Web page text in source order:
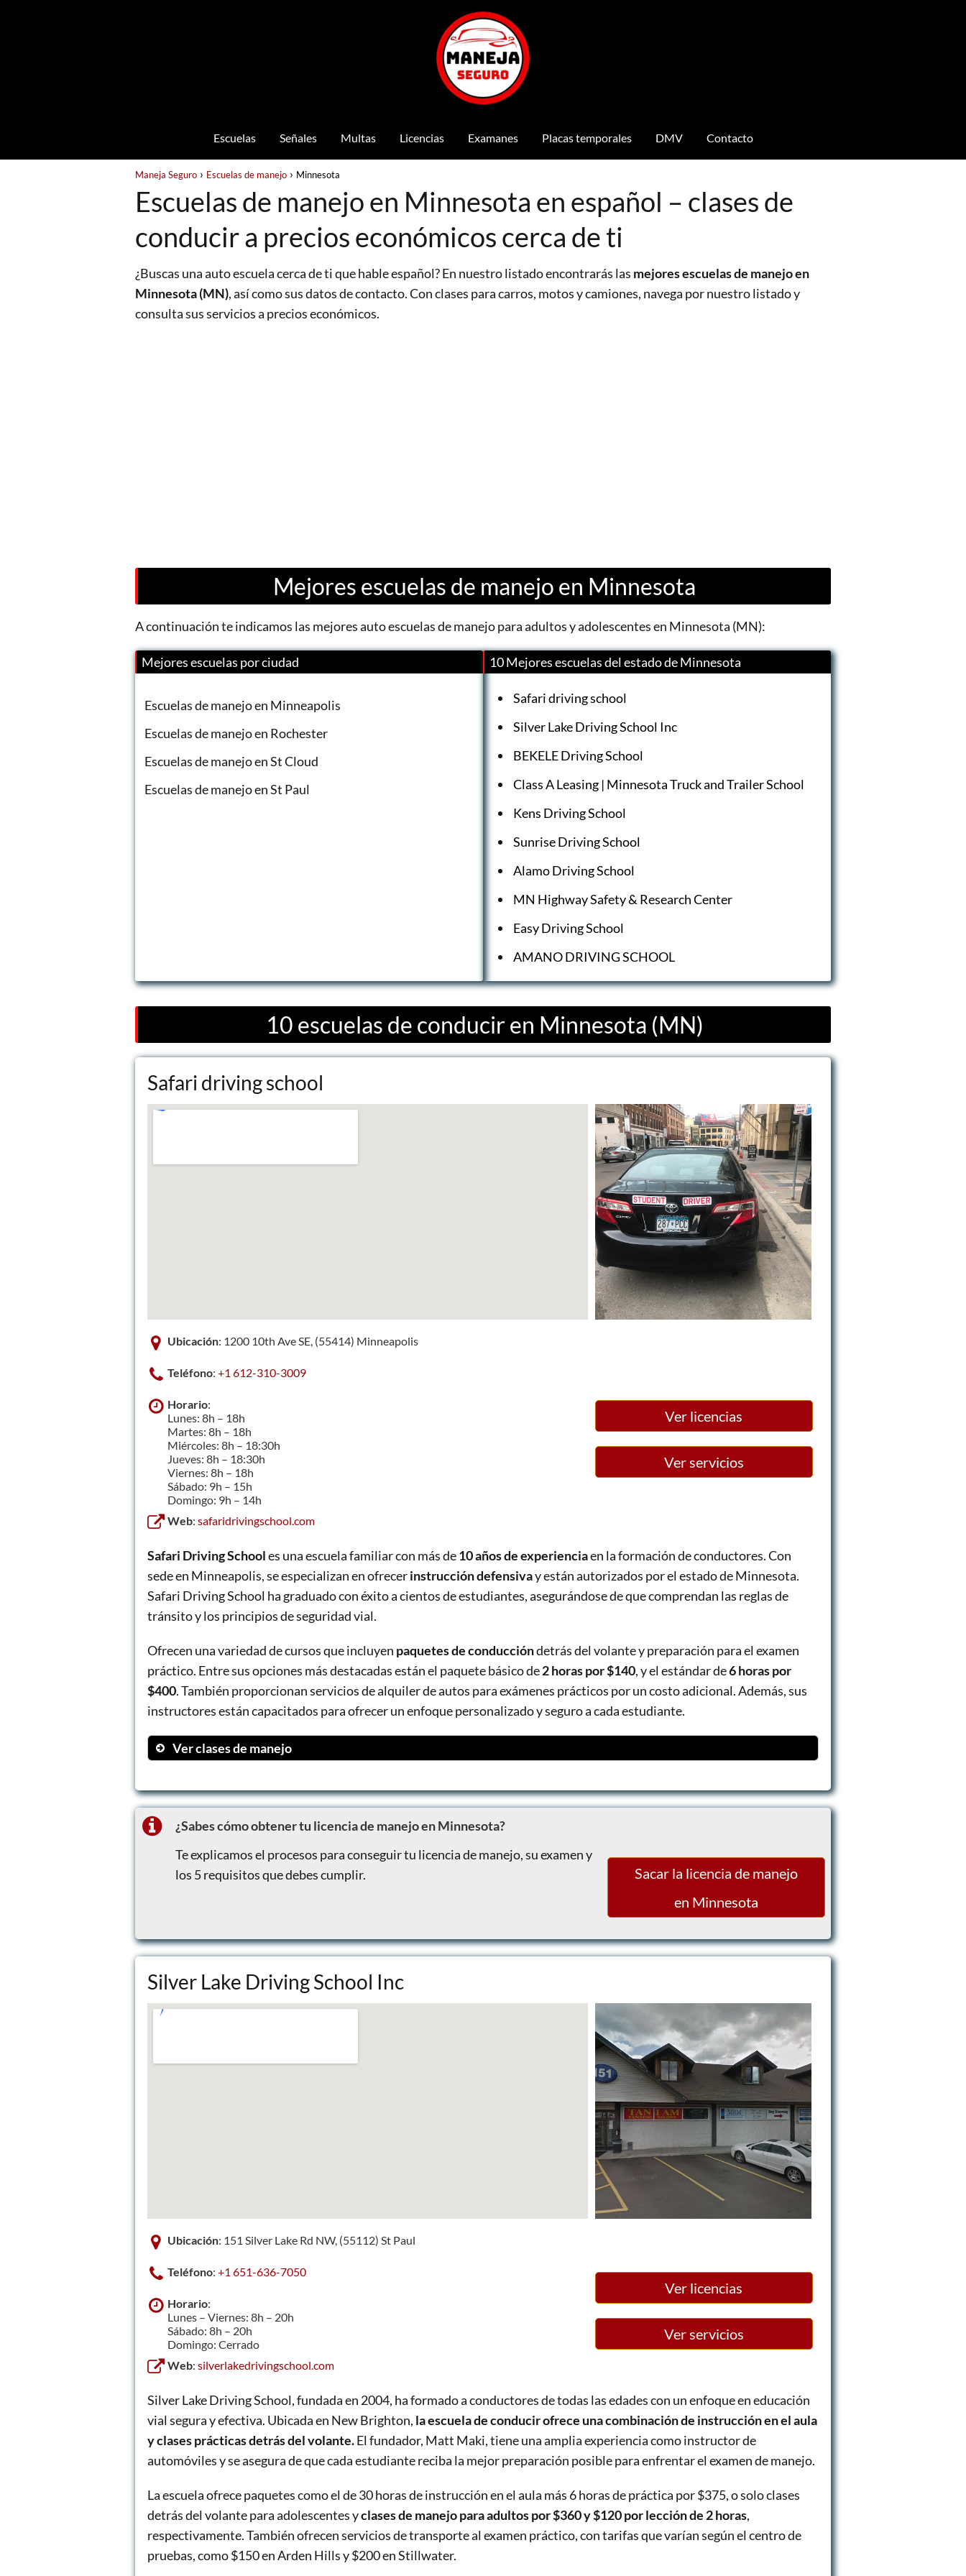
Escuelas Señales Multas Licencias Examanes Placas temporales DMV Contacto
Maneja Seguro Escuelas de manejo Minnesota
Escuelas de manejo en Minnesota en español – clases de
conducir a precios económicos cerca de ti
¿Buscas una auto escuela cerca de ti que hable español? En nuestro listado encontrarás las mejores escuelas de manejo en
Minnesota (MN), así como sus datos de contacto. Con clases para carros, motos y camiones, navega por nuestro listado y
consulta sus servicios a precios económicos.
Mejores escuelas de manejo en Minnesota
A continuación te indicamos las mejores auto escuelas de manejo para adultos y adolescentes en Minnesota (MN):
Mejores escuelas por ciudad
Escuelas de manejo en Minneapolis
Escuelas de manejo en Rochester
Escuelas de manejo en St Cloud
Escuelas de manejo en St Paul
10 Mejores escuelas del estado de Minnesota
Safari driving school
Silver Lake Driving School Inc
BEKELE Driving School
Class A Leasing | Minnesota Truck and Trailer School
Kens Driving School
Sunrise Driving School
Alamo Driving School
MN Highway Safety & Research Center
Easy Driving School
AMANO DRIVING SCHOOL
10 escuelas de conducir en Minnesota (MN)
Safari driving school
Ubicación: 1200 10th Ave SE, (55414) Minneapolis
Teléfono: +1 612-310-3009
Horario:
Lunes: 8h – 18h
Martes: 8h – 18h
Miércoles: 8h – 18:30h
Jueves: 8h – 18:30h
Viernes: 8h – 18h
Sábado: 9h – 15h
Domingo: 9h – 14h
Web: safaridrivingschool.com
Ver licencias
Ver servicios
Safari Driving Schooles una escuela familiar con más de10 años de experienciaen la formación de conductores. Con
sede en Minneapolis, se especializan en ofrecerinstrucción defensivay están autorizados por el estado de Minnesota.
Safari Driving School ha graduado con éxito a cientos de estudiantes, asegurándose de que comprendan las reglas de
tránsito y los principios de seguridad vial.
Ofrecen una variedad de cursos que incluyen paquetes de conduccióndetrás del volante y preparación para el examen
práctico. Entre sus opciones más destacadas están el paquete básico de2 horas por $140, y el estándar de6 horas por
$400. También proporcionan servicios de alquiler de autos para exámenes prácticos por un costo adicional. Además, sus
instructores están capacitados para ofrecer un enfoque personalizado y seguro a cada estudiante.
Ver clases de manejo
6 horas de manejo
¿Sabes cómo obtener tu licencia de manejo en Minnesota?
Te explicamos el procesos para conseguir tu licencia de manejo, su examen y
los 5 requisitos que debes cumplir.
Sacar la licencia de manejo
en Minnesota
Silver Lake Driving School Inc
Ubicación: 151 Silver Lake Rd NW, (55112) St Paul
Teléfono: +1 651-636-7050
Horario:
Lunes – Viernes: 8h – 20h
Sábado: 8h – 20h
Domingo: Cerrado
Web: silverlakedrivingschool.com
Ver licencias
Ver servicios
Silver Lake Driving School, fundada en 2004, ha formado a conductores de todas las edades con un enfoque en educación
vial segura y efectiva. Ubicada en New Brighton, la escuela de conducir ofrece una combinación de instrucción en el aula
y clases prácticas detrás del volante.El fundador, Matt Maki, tiene una amplia experiencia como instructor de
automóviles y se asegura de que cada estudiante reciba la mejor preparación posible para enfrentar el examen de manejo.
La escuela ofrece paquetes como el de 30 horas de instrucción en el aula más 6 horas de práctica por $375, o solo clases
detrás del volante para adolescentes yclases de manejo para adultos por $360 y $120 por lección de 2 horas,
respectivamente. También ofrecen servicios de transporte al examen práctico, con tarifas que varían según el centro de
pruebas, como $150 en Arden Hills y $200 en Stillwater​.